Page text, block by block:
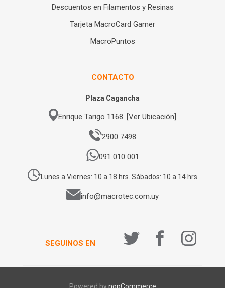
Descuentos en Filamentos y Resinas
Tarjeta MacroCard Gamer
MacroPuntos
CONTACTO
Plaza Cagancha
Enrique Tarigo 1168. [Ver Ubicación]
2900 7498
091 010 001
Lunes a Viernes: 10 a 18 hrs. Sábados: 10 a 14 hrs
info@macrotec.com.uy
SEGUINOS EN
Powered bynopCommerce